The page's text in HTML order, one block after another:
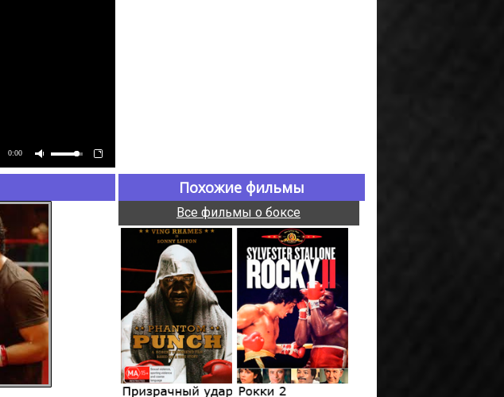
0:00
Похожие фильмы
Все фильмы о боксе